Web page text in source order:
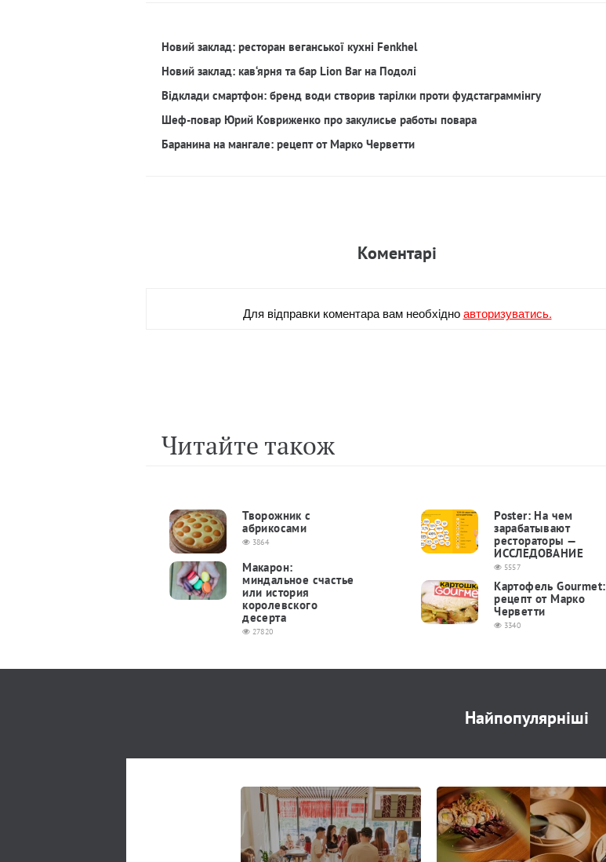
Новий заклад: ресторан веганської кухні Fenkhel
Новий заклад: кав‘ярня та бар Lion Bar на Подолі
Відклади смартфон: бренд води створив тарілки проти фудстаграммінгу
Шеф-повар Юрий Ковриженко про закулисье работы повара
Баранина на мангале: рецепт от Марко Черветти
Коментарi
Для вiдправки коментара вам необхiдноавторизуватись.
Читайте також
Творожник с
абрикосами
3864
Макарон:
миндальное счастье
или история
королевского
десерта
27820
Poster: На чем
зарабатывают
рестораторы —
ИССЛЕДОВАНИЕ
5557
Картофель Gourmet:
рецепт от Марко
Черветти
3340
Найпопулярніші